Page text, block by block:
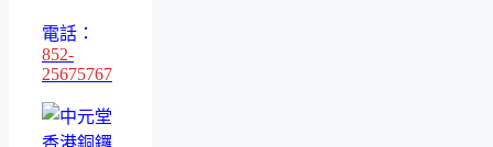
電話：
852-
25675767